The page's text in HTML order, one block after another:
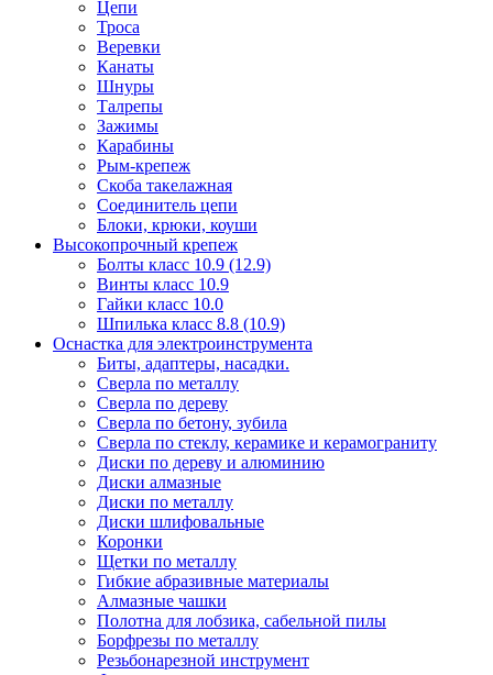
Цепи
Троса
Веревки
Канаты
Шнуры
Талрепы
Зажимы
Карабины
Рым-крепеж
Скоба такелажная
Соединитель цепи
Блоки, крюки, коуши
Высокопрочный крепеж
Болты класс 10.9 (12.9)
Винты класс 10.9
Гайки класс 10.0
Шпилька класс 8.8 (10.9)
Оснастка для электроинструмента
Биты, адаптеры, насадки.
Сверла по металлу
Сверла по дереву
Сверла по бетону, зубила
Сверла по стеклу, керамике и керамограниту
Диски по дереву и алюминию
Диски алмазные
Диски по металлу
Диски шлифовальные
Коронки
Щетки по металлу
Гибкие абразивные материалы
Алмазные чашки
Полотна для лобзика, сабельной пилы
Борфрезы по металлу
Резьбонарезной инструмент